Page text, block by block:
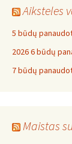
Aiksteles
5 būdų
2026 6 būdų
7 būdų
Maistas